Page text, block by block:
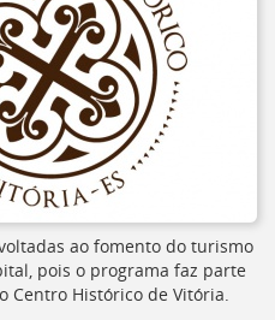
ao fomento do turismo
pois o programa faz parte
Centro Histórico de Vitória.